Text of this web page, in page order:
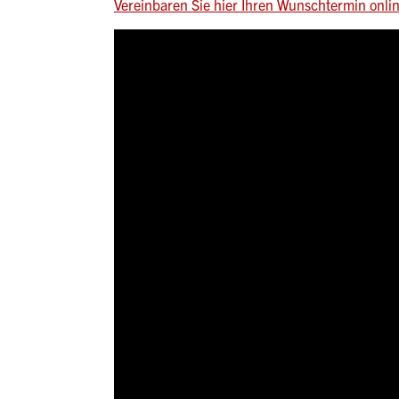
Vereinbaren Sie hier Ihren Wunschtermin